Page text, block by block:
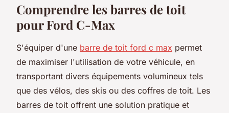
Comprendre les barres de toit
pour Ford C-Max
S'équiper d'une barre de toit ford c max permet
de maximiser l'utilisation de votre véhicule, en
transportant divers équipements volumineux tels
que des vélos, des skis ou des coffres de toit. Les
barres de toit offrent une solution pratique et